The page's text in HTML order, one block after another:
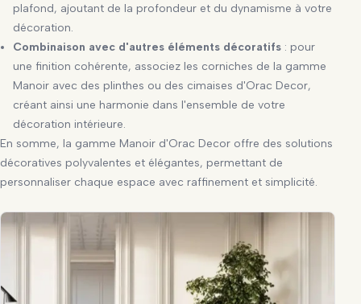
plafond, ajoutant de la profondeur et du dynamisme à votre
décoration.
Combinaison avec d'autres éléments décoratifs : pour
une finition cohérente, associez les corniches de la gamme
Manoir avec des plinthes ou des cimaises d'Orac Decor,
créant ainsi une harmonie dans l'ensemble de votre
décoration intérieure.
En somme, la gamme Manoir d'Orac Decor offre des solutions
décoratives polyvalentes et élégantes, permettant de
personnaliser chaque espace avec raffinement et simplicité.